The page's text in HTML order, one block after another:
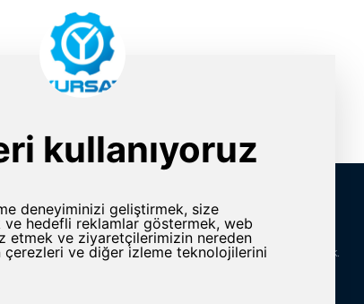
İletişim Bilgileri
Adres
Yeni Karaman Mah. Sanayi Cad. 4. Kantar Sok.